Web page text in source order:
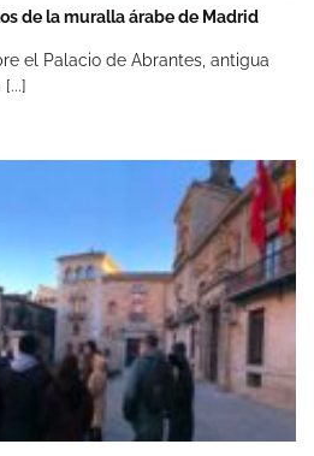
de la muralla árabe de Madrid
el Palacio de Abrantes, antigua